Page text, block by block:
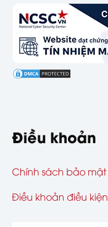
Điều khoản
Chính sách bảo mật
Điều khoản điều kiện